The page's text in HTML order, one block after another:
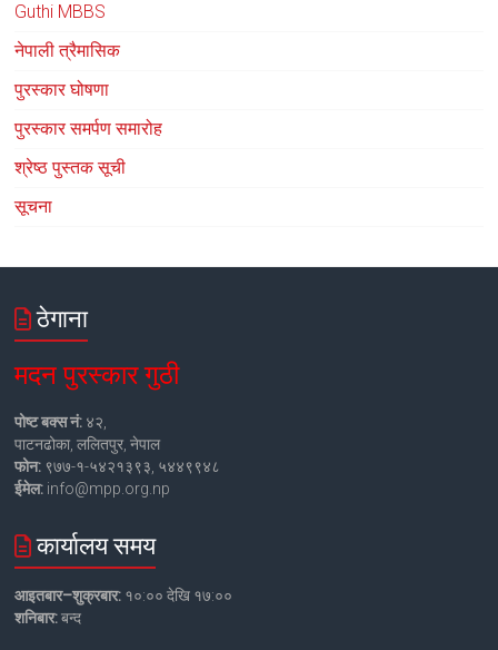
Guthi MBBS
नेपाली त्रैमासिक
पुरस्कार घोषणा
पुरस्कार समर्पण समारोह
श्रेष्ठ पुस्तक सूची
सूचना
ठेगाना
मदन पुरस्कार गुठी
पोष्ट बक्स नं: ४२,
पाटनढोका, ललितपुर, नेपाल
फोन: ९७७-१-५४२१३९३, ५४४९९४८
ईमेल: info@mpp.org.np
कार्यालय समय
आइतबार–शुक्रबार: १०:०० देखि १७:००
शनिबार:बन्द